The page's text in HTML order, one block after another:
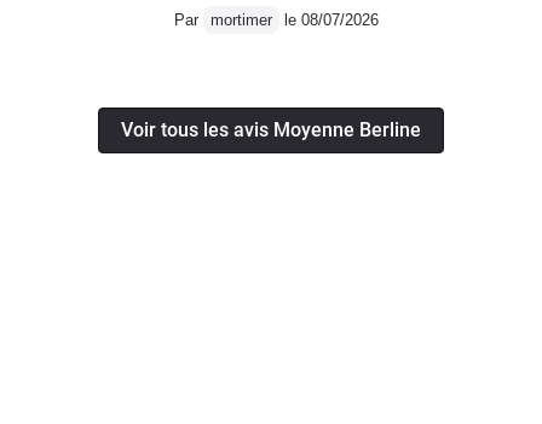
Par mortimer le 08/07/2026
Voir tous les avis Moyenne Berline